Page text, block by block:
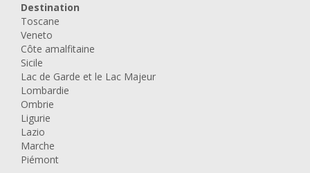
Destination
Toscane
Veneto
Côte amalfitaine
Sicile
Lac de Garde et le Lac Majeur
Lombardie
Ombrie
Ligurie
Lazio
Marche
Piémont